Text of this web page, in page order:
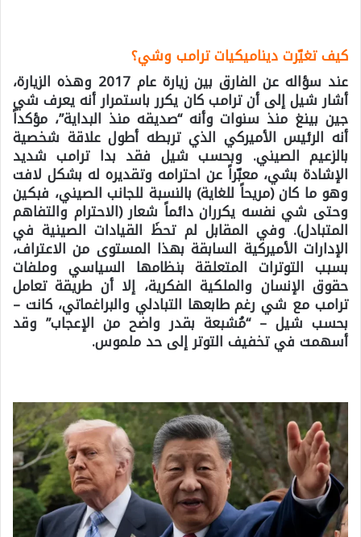
كيف تغيّرت ديناميكيات ترامب وشي؟
عند سؤاله عن الفارق بين زيارة عام 2017 وهذه الزيارة،
أشار شيل إلى أن ترامب كان يكرر باستمرار أنه يعرف شي
جين بينغ منذ سنوات وأنه “صديقه منذ البداية”، مؤكداً
أنه الرئيس الأميركي الذي تربطه أطول علاقة شخصية
بالزعيم الصيني. وبحسب شيل فقد بدا ترامب شديد
الإشادة بشي، معبّراً عن احترامه وتقديره له بشكل لافت
وهو ما كان (مريحاً للغاية) بالنسبة للجانب الصيني، فبكين
وحتى شي نفسه يكرران دائماً شعار (الاحترام والتفاهم
المتبادل). وفي المقابل لم تحظَ القيادات الصينية في
الإدارات الأميركية السابقة بهذا المستوى من الاعتراف،
بسبب التوترات المتعلقة بنظامها السياسي وملفات
حقوق الإنسان والملكية الفكرية، إلا أن طريقة تعامل
ترامب مع شي رغم طابعها التبادلي والبراغماتي، كانت –
بحسب شيل – “مُشبعة بقدر واضح من الإعجاب” وقد
أسهمت في تخفيف التوتر إلى حد ملموس.